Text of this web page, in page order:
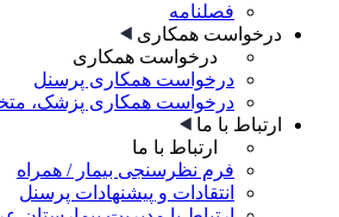
فصلنامه
درخواست همکاری
درخواست همکاری
درخواست همکاری پرسنل
درخواست همکاری پزشک،
ارتباط با ما
ارتباط با ما
فرم نظرسنجی بیمار / همراه
انتقادات و پیشنهادات پرسنل